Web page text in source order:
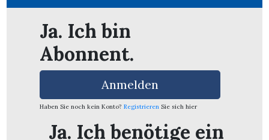
Ja. Ich bin
Abonnent.
Anmelden
Haben Sie noch kein Konto? Registrieren Sie sich hier
Ja. Ich benötige ein